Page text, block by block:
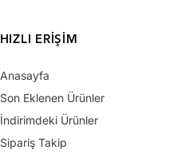
HIZLI ERIŞIM
Anasayfa
Son Eklenen Ürünler
İndirimdeki Ürünler
Sipariş Takip